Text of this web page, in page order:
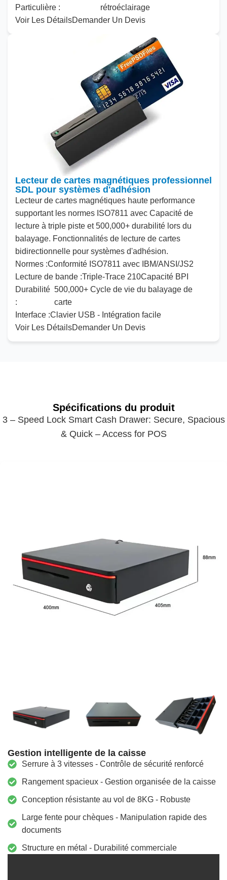
Particulière :
rétroéclairage
Voir Les DétailsDemander Un Devis
Lecteur de cartes magnétiques professionnel
SDL pour systèmes d'adhésion
Lecteur de cartes magnétiques haute performance
supportant les normes ISO7811 avec Capacité de
lecture à triple piste et 500,000+ durabilité lors du
balayage. Fonctionnalités de lecture de cartes
bidirectionnelle pour systèmes d'adhésion.
Normes :Conformité ISO7811 avec IBM/ANSI /JS2
Lecture de bande :Triple-Trace 210Capacité BPI
Durabilité
:
500,000+ Cycle de vie du balayage de
carte
Interface :Clavier USB - Intégration facile
Voir Les DétailsDemander Un Devis
Spécifications du produit
3 – Speed Lock Smart Cash Drawer: Secure, Spacious
& Quick – Access for POS
Gestion intelligente de la caisse
Serrure à 3 vitesses - Contrôle de sécurité renforcé
Rangement spacieux - Gestion organisée de la caisse
Conception résistante au vol de 8KG - Robuste
Large fente pour chèques - Manipulation rapide des
documents
Structure en métal - Durabilité commerciale